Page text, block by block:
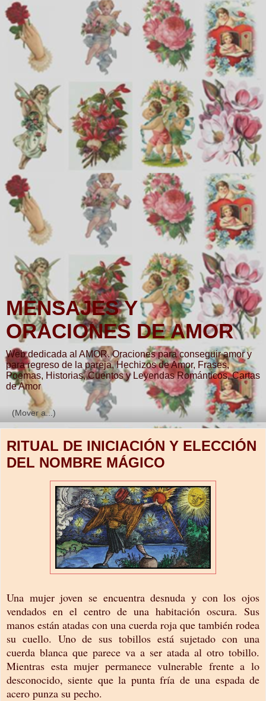
MENSAJES Y
ORACIONES DE AMOR
Web dedicada al AMOR. Oraciones para conseguir amor y
para regreso de la pareja, Hechizos de Amor, Frases,
Poemas, Historias, Cuentos y Leyendas Románticos, Cartas
de Amor
▼
RITUAL DE INICIACIÓN Y ELECCIÓN
DEL NOMBRE MÁGICO
Una mujer joven se encuentra desnuda y con los ojos
vendados en el centro de una habitación oscura. Sus
manos están atadas con una cuerda roja que también rodea
su cuello. Uno de sus tobillos está sujetado con una
cuerda blanca que parece va a ser atada al otro tobillo.
Mientras esta mujer permanece vulnerable frente a lo
desconocido, siente que la punta fría de una espada de
acero punza su pecho.